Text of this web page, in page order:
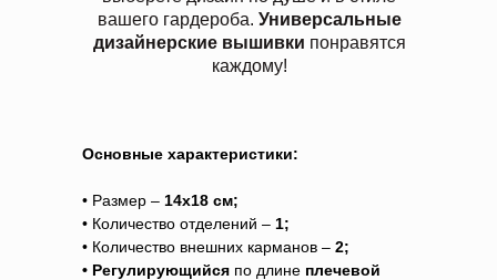
вашего гардероба. Универсальные
дизайнерские вышивки понравятся
каждому!
Основные характеристики:
• Размер – 14х18 см;
• Количество отделений – 1;
• Количество внешних карманов – 2;
• Регулирующийся по длине плечевой